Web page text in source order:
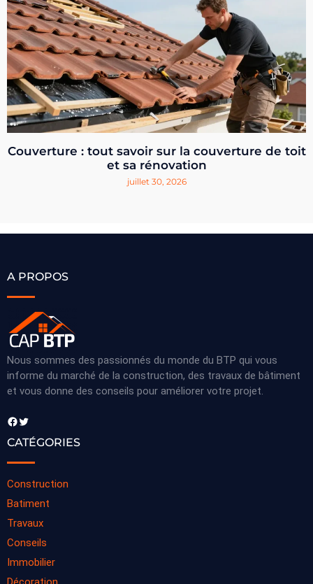
Couverture : tout savoir sur la couverture de toit
et sa rénovation
juillet 30, 2026
A PROPOS
Nous sommes des passionnés du monde du BTP qui vous
informe du marché de la construction, des travaux de bâtiment
et vous donne des conseils pour améliorer votre projet.
Facebook Twitter
CATÉGORIES
Construction
Batiment
Travaux
Conseils
Immobilier